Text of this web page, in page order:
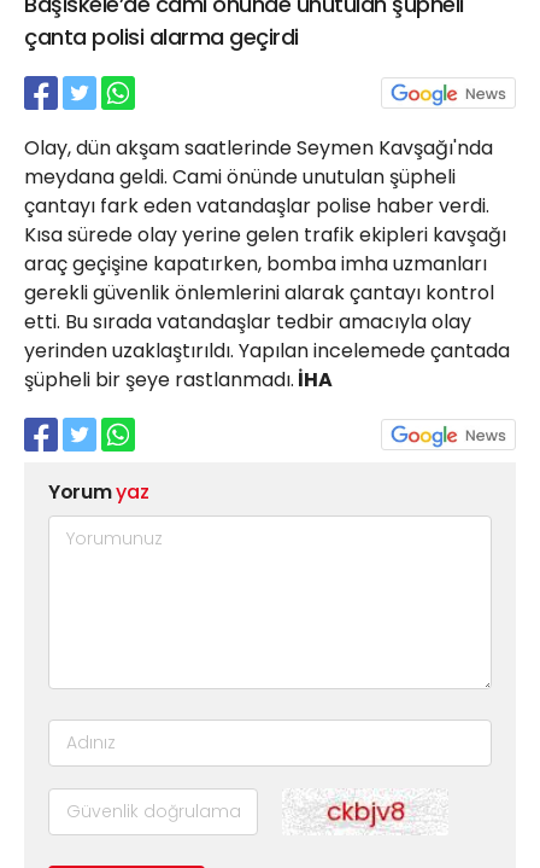
çanta polisi alarma geçirdi
Olay, dün akşam saatlerinde Seymen Kavşağı'nda
meydana geldi. Cami önünde unutulan şüpheli
çantayı fark eden vatandaşlar polise haber verdi.
Kısa sürede olay yerine gelen trafik ekipleri kavşağı
araç geçişine kapatırken, bomba imha uzmanları
gerekli güvenlik önlemlerini alarak çantayı kontrol
etti. Bu sırada vatandaşlar tedbir amacıyla olay
yerinden uzaklaştırıldı. Yapılan incelemede çantada
şüpheli bir şeye rastlanmadı. İHA
Yorumyaz
21 Gölcük
02624132333
haber@golcukpostasi.com